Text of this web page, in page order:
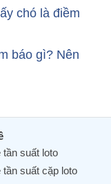
chó là điềm
báo gì? Nên
tần suất loto
tần suất cặp loto